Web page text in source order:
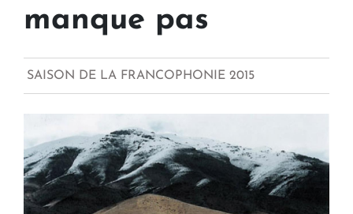
manque pas
SAISON DE LA FRANCOPHONIE 2015